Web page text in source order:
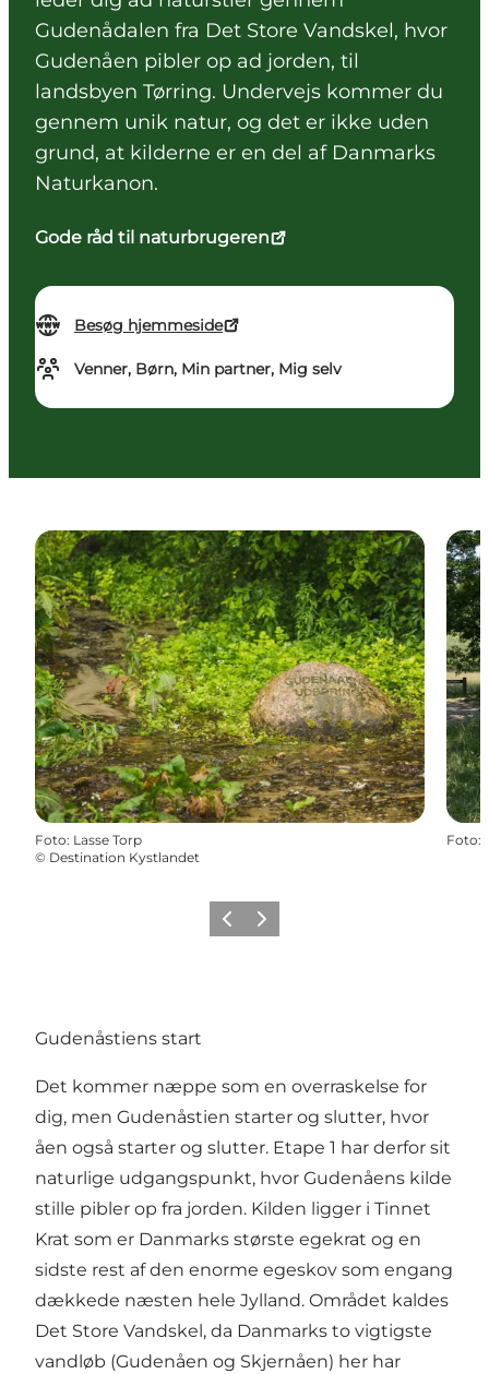
Gudenådalen fra Det Store Vandskel, hvor
Gudenåen pibler op ad jorden, til
landsbyen Tørring. Undervejs kommer du
gennem unik natur, og det er ikke uden
grund, at kilderne er en del af Danmarks
Naturkanon.
Gode råd til naturbrugeren
Besøg hjemmeside
Venner, Børn, Min partner, Mig selv
Foto: Lasse Torp
© Destination Kystlandet
Foto:
ForrigeNæste
Gudenåstiens start
Det kommer næppe som en overraskelse for
dig, men Gudenåstien starter og slutter, hvor
åen også starter og slutter. Etape 1 har derfor sit
naturlige udgangspunkt, hvor Gudenåens kilde
stille pibler op fra jorden. Kilden ligger i Tinnet
Krat som er Danmarks største egekrat og en
sidste rest af den enorme egeskov som engang
dækkede næsten hele Jylland. Området kaldes
Det Store Vandskel, da Danmarks to vigtigste
vandløb (Gudenåen og Skjernåen) her har